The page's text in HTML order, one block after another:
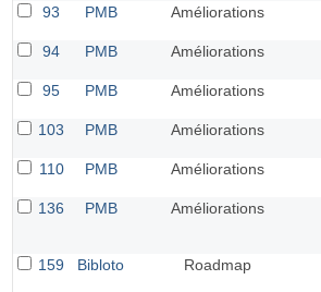
93 PMB Améliorations
94 PMB Améliorations
95 PMB Améliorations
103 PMB Améliorations
110 PMB Améliorations
136 PMB Améliorations
159 Bibloto Roadmap